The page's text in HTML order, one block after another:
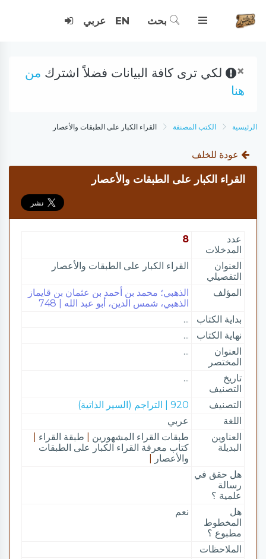
بحث EN عربي
× لكي ترى كافة البيانات فضلاً اشترك من
هنا
الرئيسية الكتب المصنفة القراء الكبار على الطبقات والأعصار
عودة للخلف
القراء الكبار على الطبقات والأعصار
عدد
المدخلات
8
العنوان
التفصيلي
القراء الكبار على الطبقات والأعصار
المؤلف
الذهبي؛ محمد بن أحمد بن عثمان بن قايماز
الذهبي، شمس الدين، أبو عبد الله | 748
بداية الكتاب
...
نهاية الكتاب
...
العنوان
المختصر
...
تاريخ
التصنيف
...
التصنيف
920 | التراجم (السير الذاتية)
اللغة
عربي
العناوين
البديلة
طبقات القراء المشهورين طبقة القراء
كتاب معرفة القراء الكبار على الطبقات
والأعصار
هل حقق في
رسالة
علمية ؟
هل
المخطوط
مطبوع ؟
نعم
الملاحظات